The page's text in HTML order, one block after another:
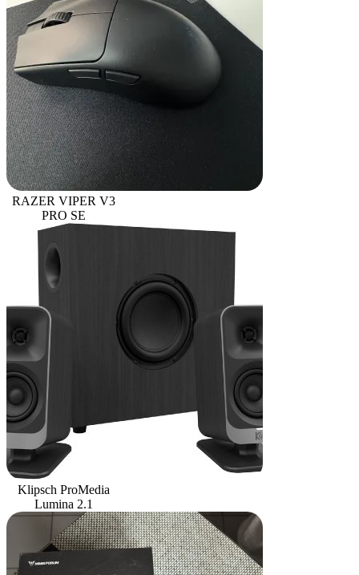
RAZER VIPER V3
PRO SE
Klipsch ProMedia
Lumina 2.1